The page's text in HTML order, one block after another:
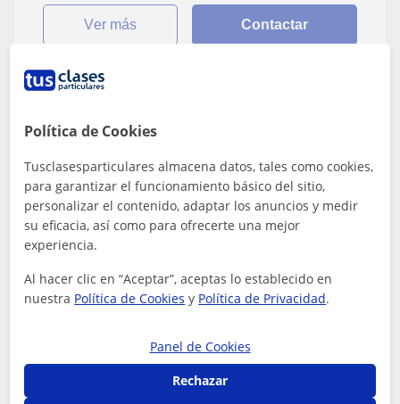
ver más Contactar
16
Las Rozas De Madrid
Portugués
Profesor de portugués imparte clases
particulares individuales o en grupo
Política de Cookies
Tusclasesparticulares almacena datos, tales como cookies,
para garantizar el funcionamiento básico del sitio,
personalizar el contenido, adaptar los anuncios y medir
su eficacia, así como para ofrecerte una mejor
experiencia.
Al hacer clic en “Aceptar”, aceptas lo establecido en
nuestra Política de Cookies y Política de Privacidad.
Panel de Cookies
Rechazar